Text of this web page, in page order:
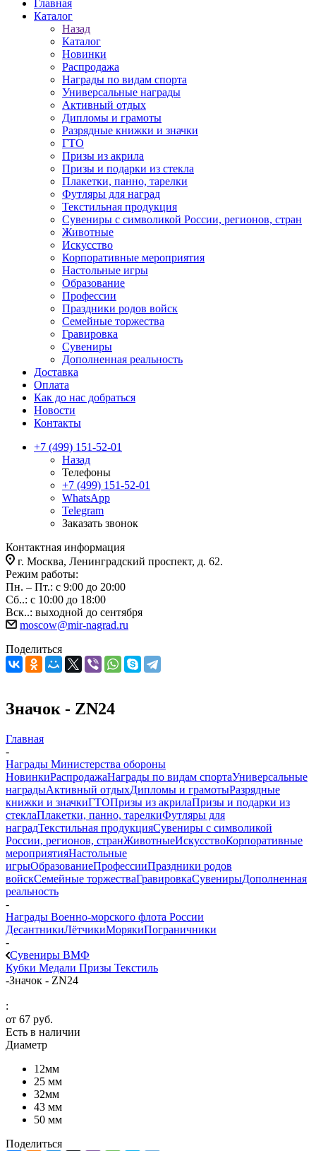
Главная
Каталог
Назад
Каталог
Новинки
Распродажа
Награды по видам спорта
Универсальные награды
Активный отдых
Дипломы и грамоты
Разрядные книжки и значки
ГТО
Призы из акрила
Призы и подарки из стекла
Плакетки, панно, тарелки
Футляры для наград
Текстильная продукция
Сувениры с символикой России, регионов, стран
Животные
Искусство
Корпоративные мероприятия
Настольные игры
Образование
Профессии
Праздники родов войск
Семейные торжества
Гравировка
Сувениры
Дополненная реальность
Доставка
Оплата
Как до нас добраться
Новости
Контакты
+7 (499) 151-52-01
Назад
Телефоны
+7 (499) 151-52-01
WhatsApp
Telegram
Заказать звонок
Контактная информация
г. Москва, Ленинградский проспект, д. 62.
Режим работы:
Пн. – Пт.: с 9:00 до 20:00
Сб..: с 10:00 до 18:00
Вск..: выходной до сентября
moscow@mir-nagrad.ru
Поделиться
Значок - ZN24
Главная
-
Награды Министерства обороны
НовинкиРаспродажаНаграды по видам спортаУниверсальные
наградыАктивный отдыхДипломы и грамотыРазрядные
книжки и значкиГТОПризы из акрилаПризы и подарки из
стеклаПлакетки, панно, тарелкиФутляры для
наградТекстильная продукцияСувениры с символикой
России, регионов, странЖивотныеИскусствоКорпоративные
мероприятияНастольные
игрыОбразованиеПрофессииПраздники родов
войскСемейные торжестваГравировкаСувенирыДополненная
реальность
-
Награды Военно-морского флота России
ДесантникиЛётчикиМорякиПограничники
-
Сувениры ВМФ
Кубки Медали Призы Текстиль
-Значок - ZN24
:
от 67 руб.
Есть в наличии
Диаметр
12мм
25 мм
32мм
43 мм
50 мм
Поделиться